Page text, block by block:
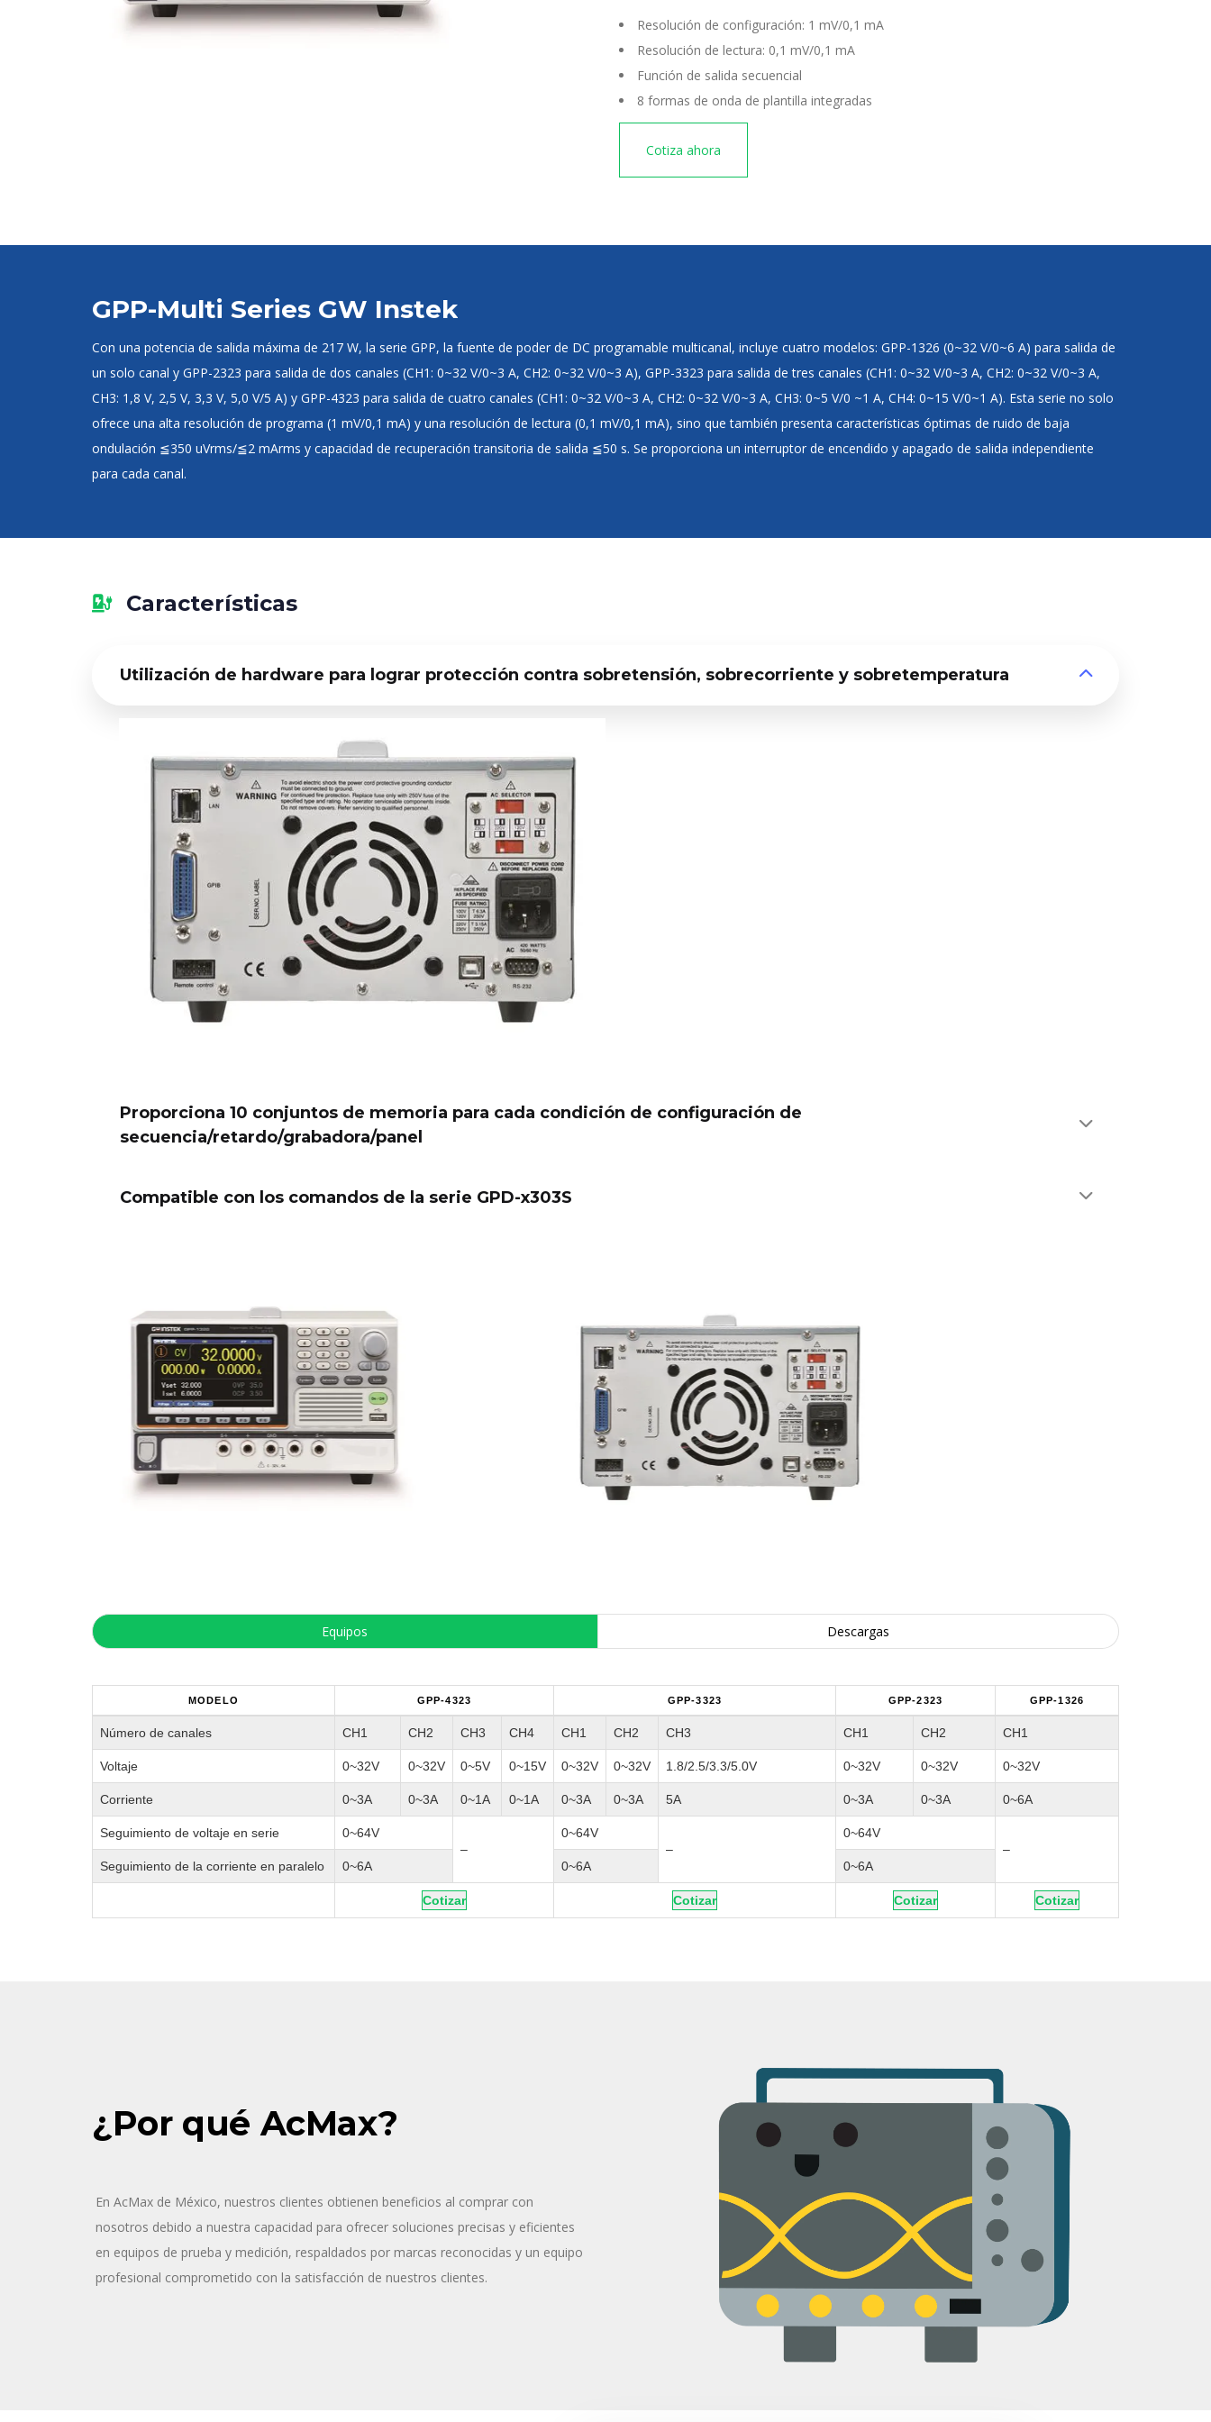
Resolución de configuración: 1 mV/0,1 mA
Resolución de lectura: 0,1 mV/0,1 mA
Función de salida secuencial
8 formas de onda de plantilla integradas
Cotiza ahora
GPP-Multi Series GW Instek
Con una potencia de salida máxima de 217 W, la serie GPP, la fuente de poder de DC programable multicanal, incluye cuatro modelos: GPP-1326 (0~32 V/0~6 A) para salida de
un solo canal y GPP-2323 para salida de dos canales (CH1: 0~32 V/0~3 A, CH2: 0~32 V/0~3 A), GPP-3323 para salida de tres canales (CH1: 0~32 V/0~3 A, CH2: 0~32 V/0~3 A,
CH3: 1,8 V, 2,5 V, 3,3 V, 5,0 V/5 A) y GPP-4323 para salida de cuatro canales (CH1: 0~32 V/0~3 A, CH2: 0~32 V/0~3 A, CH3: 0~5 V/0 ~1 A, CH4: 0~15 V/0~1 A). Esta serie no solo
ofrece una alta resolución de programa (1 mV/0,1 mA) y una resolución de lectura (0,1 mV/0,1 mA), sino que también presenta características óptimas de ruido de baja
ondulación ≦350 uVrms/≦2 mArms y capacidad de recuperación transitoria de salida ≦50 s. Se proporciona un interruptor de encendido y apagado de salida independiente
para cada canal.
Características
Utilización de hardware para lograr protección contra sobretensión, sobrecorriente y sobretemperatura
Proporciona 10 conjuntos de memoria para cada condición de configuración de
secuencia/retardo/grabadora/panel
Compatible con los comandos de la serie GPD-x303S
Equipos Descargas
MODELO GPP-4323 GPP-3323 GPP-2323 GPP-1326
Número de canales CH1 CH2 CH3 CH4 CH1 CH2 CH3 CH1 CH2 CH1
Voltaje 0~32V 0~32V 0~5V 0~15V 0~32V 0~32V 1.8/2.5/3.3/5.0V 0~32V 0~32V 0~32V
Corriente 0~3A 0~3A 0~1A 0~1A 0~3A 0~3A 5A 0~3A 0~3A 0~6A
Seguimiento de voltaje en serie
0~64V
–
0~64V
–
0~64V
–
Seguimiento de la corriente en paralelo
0~6A 0~6A 0~6A
Cotizar Cotizar Cotizar Cotizar
¿Por qué AcMax?
En AcMax de México, nuestros clientes obtienen beneficios al comprar con
nosotros debido a nuestra capacidad para ofrecer soluciones precisas y eficientes
en equipos de prueba y medición, respaldados por marcas reconocidas y un equipo
profesional comprometido con la satisfacción de nuestros clientes.